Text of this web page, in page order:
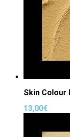
Skin Colour
13,00€